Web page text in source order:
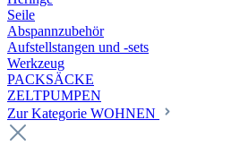
Seile
Abspannzubehör
Aufstellstangen und -sets
Werkzeug
PACKSÄCKE
ZELTPUMPEN
Zur Kategorie WOHNEN